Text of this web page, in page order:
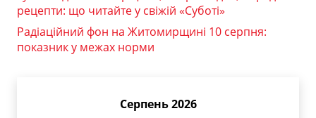
рецепти: що читайте у свіжій «Суботі»
Радіаційний фон на Житомирщині 10 серпня:
показник у межах норми
Серпень 2026